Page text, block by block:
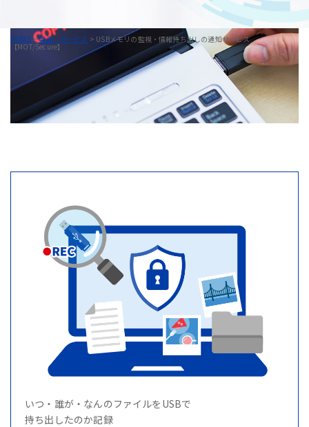
HOME >製品・サービス > USBメモリの監視・情報持ち出しの通知サービス
【MOT/Secure】
いつ・誰が・なんのファイルをUSBで
持ち出したのか記録